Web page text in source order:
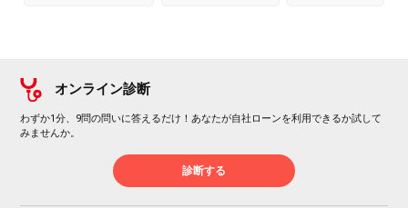
オンライン診断
わずか1分、9問の問いに答えるだけ！あなたが自社ローンを利用できるか試して
みませんか。
診断する